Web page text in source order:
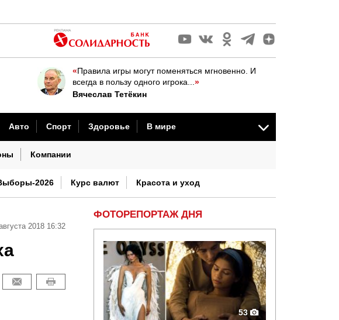
«Правила игры могут поменяться мгновенно. И
всегда в пользу одного игрока... »
Вячеслав Тетёкин
Авто Спорт Здоровье В мире
Погода История
Компании
2026 Курс валют Красота и уход
2018 16:32
ФОТОРЕПОРТАЖ ДНЯ
53